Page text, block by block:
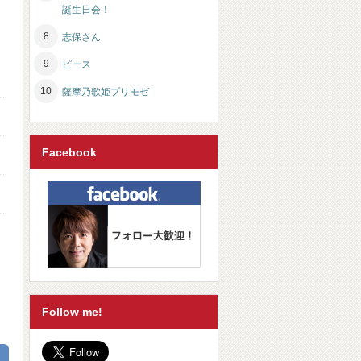
誕生日会！
志保さん
ピース
薩摩乃歌姫プリモゼ
Facebook
Follow me!